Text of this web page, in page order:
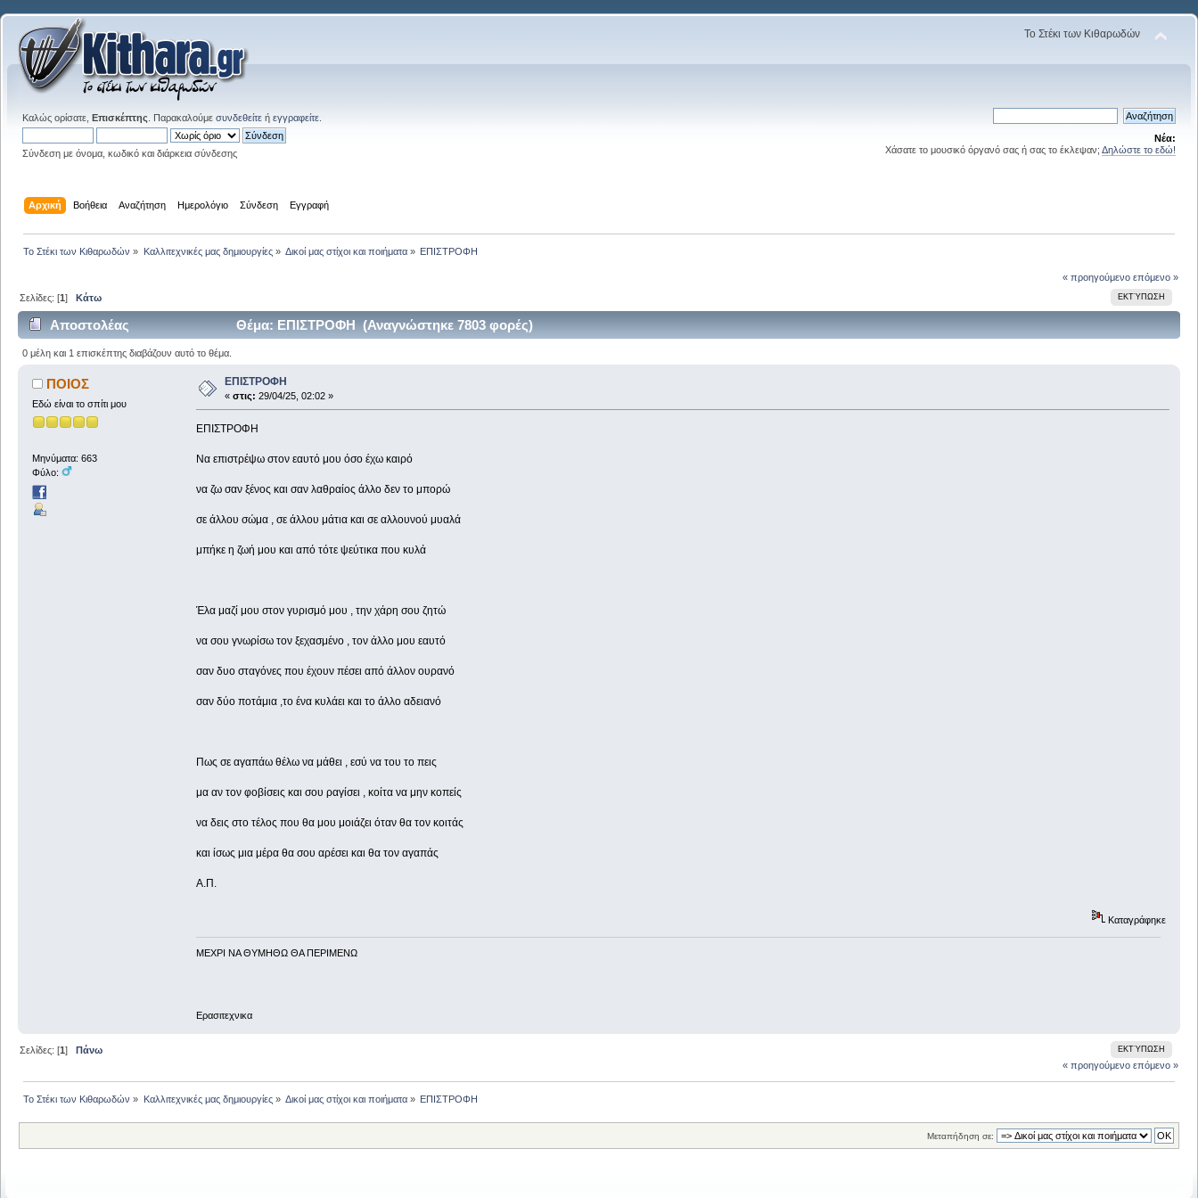
Το Στέκι των Κιθαρωδών
Καλώς ορίσατε, Επισκέπτης . Παρακαλούμε συνδεθείτε ή εγγραφείτε
Σύνδεση με όνομα, κωδικό και διάρκεια σύνδεσης
Νέα:
Χάσατε το μουσικό όργανό σας ή σας το έκλεψαν; Δηλώστε το εδώ!
Αρχική Βοήθεια Αναζήτηση Ημερολόγιο Σύνδεση Εγγραφή
Το Στέκι των Κιθαρωδών » Καλλιτεχνικές μας δημιουργίες» Δικοί μας στίχοι και ποιήματα» ΕΠΙΣΤΡΟΦΗ
« προηγούμενο επόμενο »
ΕΚΤΎΠΩΣΗ
Σελίδες: [1]Κάτω
Αποστολέας Θέμα: ΕΠΙΣΤΡΟΦΗ (Αναγνώστηκε 7803 φορές)
0 μέλη και 1 επισκέπτης διαβάζουν αυτό το θέμα.
ΠΟΙΟΣ
Εδώ είναι το σπίτι μου
Μηνύματα: 663
Φύλο:
ΕΠΙΣΤΡΟΦΗ
« στις: 29/04/25, 02:02 »
ΕΠΙΣΤΡΟΦΗ
Να επιστρέψω στον εαυτό μου όσο έχω καιρό
να ζω σαν ξένος και σαν λαθραίος άλλο δεν το μπορώ
σε άλλου σώμα , σε άλλου μάτια και σε αλλουνού μυαλά
μπήκε η ζωή μου και από τότε ψεύτικα που κυλά
Έλα μαζί μου στον γυρισμό μου , την χάρη σου ζητώ
να σου γνωρίσω τον ξεχασμένο , τον άλλο μου εαυτό
σαν δυο σταγόνες που έχουν πέσει από άλλον ουρανό
σαν δύο ποτάμια ,το ένα κυλάει και το άλλο αδειανό
Πως σε αγαπάω θέλω να μάθει , εσύ να του το πεις
μα αν τον φοβίσεις και σου ραγίσει , κοίτα να μην κοπείς
να δεις στο τέλος που θα μου μοιάζει όταν θα τον κοιτάς
και ίσως μια μέρα θα σου αρέσει και θα τον αγαπάς
Α.Π.
Καταγράφηκε
ΜΕΧΡΙ ΝΑ ΘΥΜHΘΩ ΘΑ ΠΕΡΙΜΕΝΩ
Ερασιτεχνικα
ΕΚΤΎΠΩΣΗ
Σελίδες: [1]
Πάνω
« προηγούμενο επόμενο »
Το Στέκι των Κιθαρωδών » Καλλιτεχνικές μας δημιουργίες» Δικοί μας στίχοι και ποιήματα» ΕΠΙΣΤΡΟΦΗ
Μεταπήδηση σε: